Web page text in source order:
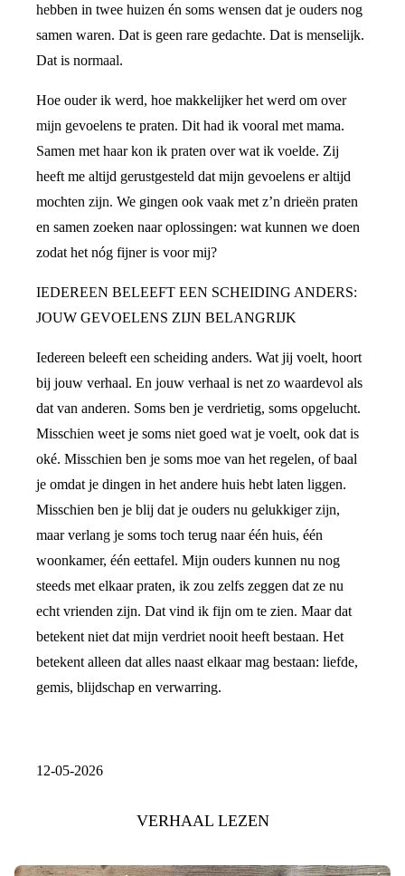
hebben in twee huizen én soms wensen dat je ouders nog
samen waren. Dat is geen rare gedachte. Dat is menselijk.
Dat is normaal.
Hoe ouder ik werd, hoe makkelijker het werd om over
mijn gevoelens te praten. Dit had ik vooral met mama.
Samen met haar kon ik praten over wat ik voelde. Zij
heeft me altijd gerustgesteld dat mijn gevoelens er altijd
mochten zijn. We gingen ook vaak met z’n drieën praten
en samen zoeken naar oplossingen: wat kunnen we doen
zodat het nóg fijner is voor mij?
IEDEREEN BELEEFT EEN SCHEIDING ANDERS:
JOUW GEVOELENS ZIJN BELANGRIJK
Iedereen beleeft een scheiding anders. Wat jij voelt, hoort
bij jouw verhaal. En jouw verhaal is net zo waardevol als
dat van anderen. Soms ben je verdrietig, soms opgelucht.
Misschien weet je soms niet goed wat je voelt, ook dat is
oké. Misschien ben je soms moe van het regelen, of baal
je omdat je dingen in het andere huis hebt laten liggen.
Misschien ben je blij dat je ouders nu gelukkiger zijn,
maar verlang je soms toch terug naar één huis, één
woonkamer, één eettafel. Mijn ouders kunnen nu nog
steeds met elkaar praten, ik zou zelfs zeggen dat ze nu
echt vrienden zijn. Dat vind ik fijn om te zien. Maar dat
betekent niet dat mijn verdriet nooit heeft bestaan. Het
betekent alleen dat alles naast elkaar mag bestaan: liefde,
gemis, blijdschap en verwarring.
12-05-2026
VERHAAL LEZEN